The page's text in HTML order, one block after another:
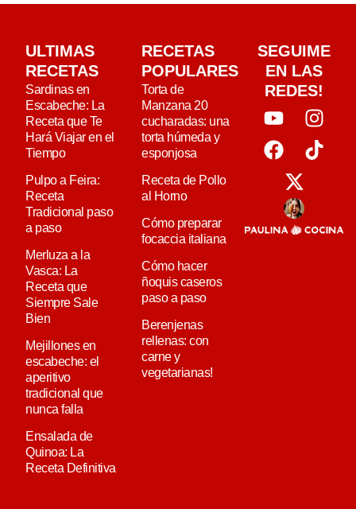
ULTIMAS
RECETAS
Sardinas en
Escabeche: La
Receta que Te
Hará Viajar en el
Tiempo
Pulpo a Feira:
Receta
Tradicional paso
a paso
Merluza a la
Vasca: La
Receta que
Siempre Sale
Bien
Mejillones en
escabeche: el
aperitivo
tradicional que
nunca falla
Ensalada de
Quinoa: La
Receta Definitiva
RECETAS
POPULARES
Torta de
Manzana 20
cucharadas: una
torta húmeda y
esponjosa
Receta de Pollo
al Horno
Cómo preparar
focaccia italiana
Cómo hacer
ñoquis caseros
paso a paso
Berenjenas
rellenas: con
carne y
vegetarianas!
SEGUIME
EN LAS
REDES!